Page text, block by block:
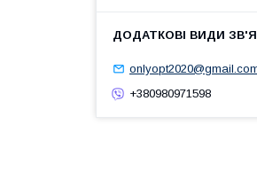
+380980971598